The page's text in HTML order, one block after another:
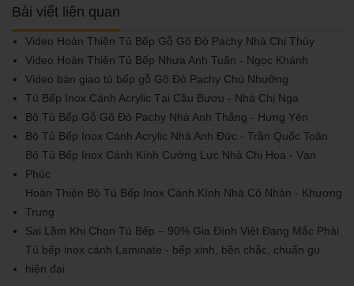
Bài viết liên quan
Video Hoàn Thiện Tủ Bếp Gỗ Gõ Đỏ Pachy Nhà Chị Thủy
Video Hoàn Thiện Tủ Bếp Nhựa Anh Tuấn - Ngọc Khánh
Video bàn giao tủ bếp gỗ Gõ Đỏ Pachy Chú Nhưỡng
Tủ Bếp Inox Cánh Acrylic Tại Cầu Bươu - Nhà Chị Nga
Bộ Tủ Bếp Gỗ Gõ Đỏ Pachy Nhà Anh Thắng - Hưng Yên
Bộ Tủ Bếp Inox Cánh Acrylic Nhà Anh Đức - Trần Quốc Toản
Bộ Tủ Bếp Inox Cánh Kính Cường Lực Nhà Chị Hoa - Vạn
Phúc
Hoàn Thiện Bộ Tủ Bếp Inox Cánh Kính Nhà Cô Nhàn - Khương
Trung
Sai Lầm Khi Chọn Tủ Bếp – 90% Gia Đình Việt Đang Mắc Phải
Tủ bếp inox cánh Laminate - bếp xinh, bền chắc, chuẩn gu
hiện đại